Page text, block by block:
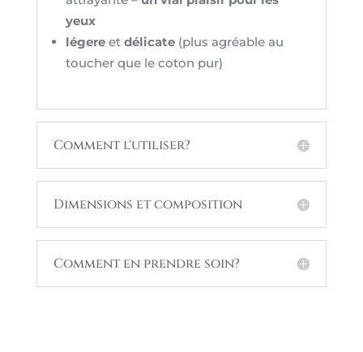
yeux
légereet délicate(plus agréable au
toucher que le coton pur)
Comment l'utiliser?
Dimensions et composition
Comment en prendre soin?